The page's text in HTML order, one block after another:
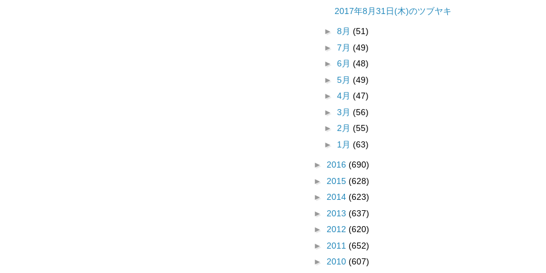
2017年8月31日(木)のツブヤキ
► 8月 (51)
► 7月 (49)
► 6月 (48)
► 5月 (49)
► 4月 (47)
► 3月 (56)
► 2月 (55)
► 1月 (63)
► 2016 (690)
► 2015 (628)
► 2014 (623)
► 2013 (637)
► 2012 (620)
► 2011 (652)
► 2010 (607)